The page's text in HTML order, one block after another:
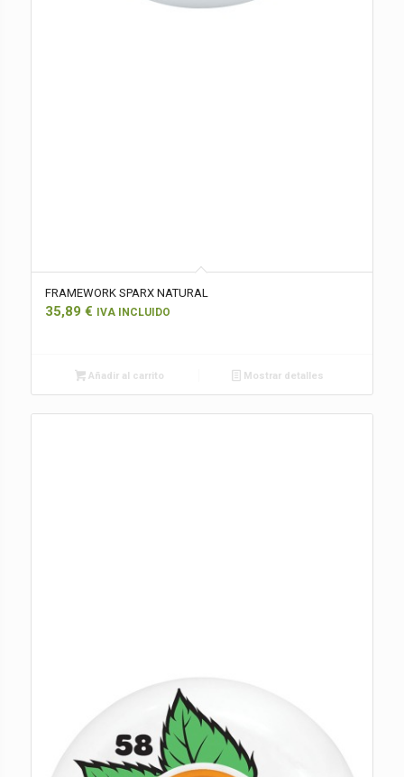
FRAMEWORK SPARX NATURAL
35,89 € IVA INCLUIDO
Añadir al carrito Mostrar detalles